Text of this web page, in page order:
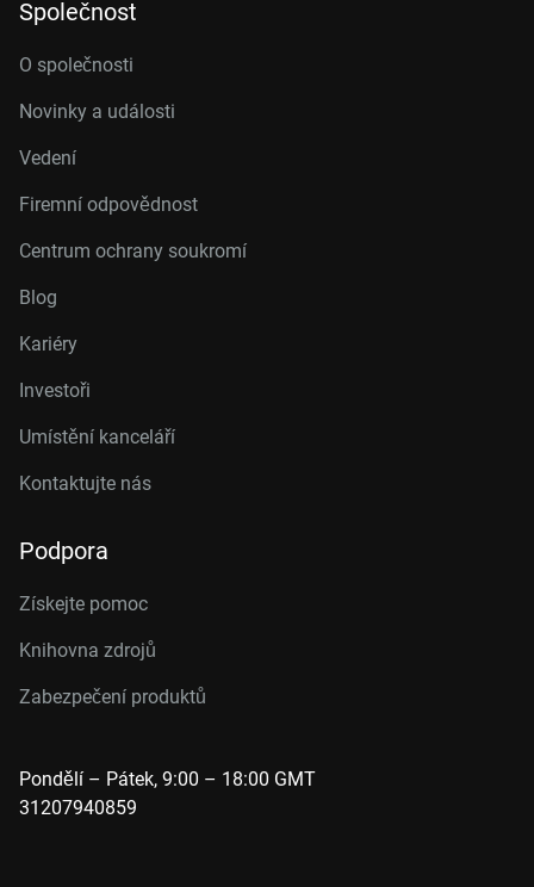
Společnost
O společnosti
Novinky a události
Vedení
Firemní odpovědnost
Centrum ochrany soukromí
Blog
Kariéry
Investoři
Umístění kanceláří
Kontaktujte nás
Podpora
Získejte pomoc
Knihovna zdrojů
Zabezpečení produktů
Pondělí – Pátek, 9:00 – 18:00 GMT
31207940859